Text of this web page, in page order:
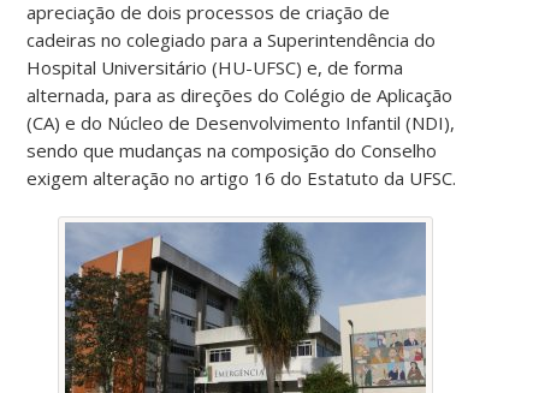
apreciação de dois processos de criação de
cadeiras no colegiado para a Superintendência do
Hospital Universitário (HU-UFSC) e, de forma
alternada, para as direções do Colégio de Aplicação
(CA) e do Núcleo de Desenvolvimento Infantil (NDI),
sendo que mudanças na composição do Conselho
exigem alteração no artigo 16 do Estatuto da UFSC.